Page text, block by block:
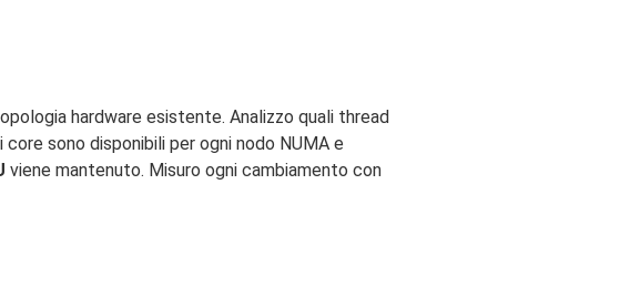
hardware esistente. Analizzo quali thread
sono disponibili per ogni nodo NUMA e
viene mantenuto. Misuro ogni cambiamento con